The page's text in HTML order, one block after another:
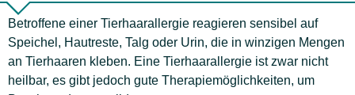
Betroffene einer Tierhaarallergie reagieren sensibel auf
Speichel, Hautreste, Talg oder Urin, die in winzigen Mengen
an Tierhaaren kleben. Eine Tierhaarallergie ist zwar nicht
heilbar, es gibt jedoch gute Therapiemöglichkeiten, um